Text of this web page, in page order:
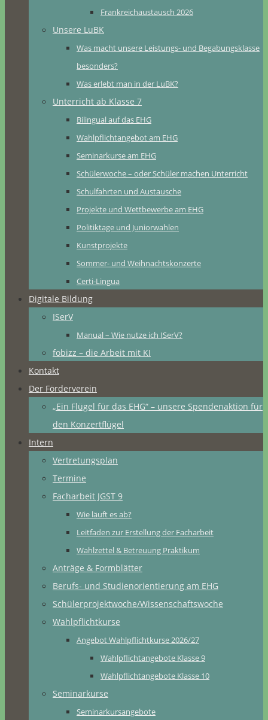
Frankreichaustausch 2026
Unsere LuBK
Was macht unsere Leistungs- und Begabungsklasse
besonders?
Was erlebt man in der LuBK?
Unterricht ab Klasse 7
Bilingual auf das EHG
Wahlpflichtangebot am EHG
Seminarkurse am EHG
Schülerwoche – oder Schüler machen Unterricht
Schulfahrten und Austausche
Projekte und Wettbewerbe am EHG
Politiktage und Juniorwahlen
Kunstprojekte
Sommer- und Weihnachtskonzerte
Certi-Lingua
Digitale Bildung
ISerV
Manual – Wie nutze ich ISerV?
fobizz – die Arbeit mit KI
Kontakt
Der Förderverein
„Ein Flügel für das EHG“ – unsere Spendenaktion für
den Konzertflügel
Intern
Vertretungsplan
Termine
Facharbeit JGST 9
Wie läuft es ab?
Leitfaden zur Erstellung der Facharbeit
Wahlzettel & Betreuung Praktikum
Anträge & Formblätter
Berufs- und Studienorientierung am EHG
Schülerprojektwoche/Wissenschaftswoche
Wahlpflichtkurse
Angebot Wahlpflichtkurse 2026/27
Wahlpflichtangebote Klasse 9
Wahlpflichtangebote Klasse 10
Seminarkurse
Seminarkursangebote